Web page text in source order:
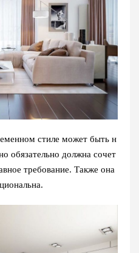
стиле может быть н
обязательно должна сочет
требование. Также она